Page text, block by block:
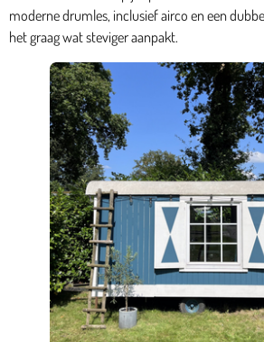
moderne drumles, inclusief airco en een
het graag wat steviger aanpakt.